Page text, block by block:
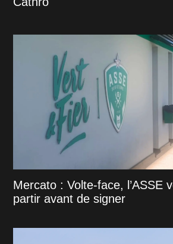
Mercato : Volte-face, l’ASSE
partir avant de signer